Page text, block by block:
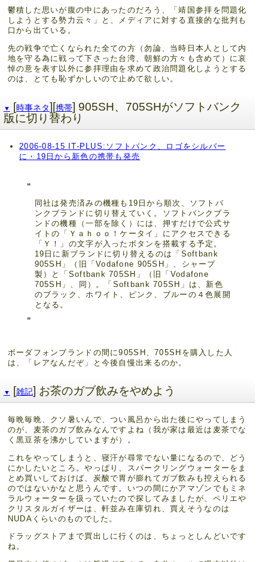
鬱積した思いが腹の中にあったのだろう、「靖国参拝を問題化
しようとする勢力云々」と、メディアに対する直接的な批判も
口から出ている。
先の戦争で亡くなられた全ての方（勿論、当時日本人として内
地を守る為に戦って下さった台湾、朝鮮の方々も含めて）に哀
悼の意を表す以外に参拝理由を求めて政治問題化しようとする
のは、とても恥ずかしいので止めて欲しい。
▼ [時事ネタ][携帯] 905SH、705SHがソフトバンク
版に切り替わり
2006-08-15 IT-PLUS:ソフトバンク、ロゴをシルバー
に・19日から新色の携帯も発売
同社は発売済みの機種も19日から順次、ソフトバ
ンクブランドに切り替えていく。ソフトバンクブラ
ンドの機種（一部を除く）には、押すだけで公式サ
イトの「Ｙａｈｏｏ！ケータイ」にアクセスできる
「Ｙ！」の文字が入ったボタンを搭載する予定。
19日に新ブランドに切り替えるのは「Softbank
905SH」（旧「Vodafone 905SH」、シャープ
製）と「Softbank 705SH」（旧「Vodafone
705SH」、同）。「Softbank 705SH」は、新色
のブラック、ホワイト、ピンク、ブルーの４色展開
となる。
ボーダフォンブランドの間に905SH、705SHを購入した人
は、「レアなんだぞ」と今後自慢出来るのか。
▼ [雑記] お茶のガブ飲みをやめよう
毎晩毎晩、クソ暑いんで、つい風呂から出た後にやってしまう
のが、麦茶のガブ飲みなんですよね（我が家は最近は麦茶でな
く黒豆茶を沸かしていますが）。
これをやってしまうと、寝汗が尋常でない量になるので、どう
にかしたいところ。やっぱり、スパークリングウォーターをま
とめ買いしておけば、炭酸で胃が膨れてガブ飲みも控えられる
のではないかなと思うんです。いつの間にかアマゾンでもミネ
ラルウォーターを扱っていたので探してみましたが、ペリエや
クリスタルガイザーは、軒並み在庫切れ、買えそうなのは
NUDAくらいのものでした。
ドラッグストアまで買出しに行くのは、ちょっとしんどいです
ね。